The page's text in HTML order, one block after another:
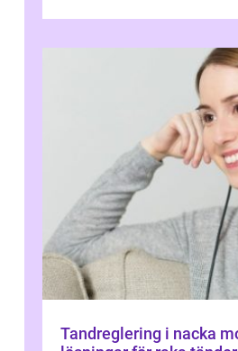
Tandreglering i nacka moderna